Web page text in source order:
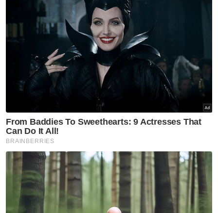
Semasa
Bagasi berisi bahan
menyerupai dadah, bahan
letupan: Polis buka kertas
siasatan
Semasa
Pempengaruh kaum India
dakwa dibuli siber, modus
operandi serang pemilik bisnes
Semasa
Ingin berdikari alasan Dhia
Semasa
RCI TH: LHDN perlu siasat
kemungkinan pengelakan cukai
Kumpulan TH bagi tempoh
2014-2020